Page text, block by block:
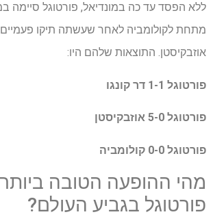
מתחת לקולומביה לאחר שעשתה תיקו
אוזבקיסטן. התוצאות שלהם היו:
פורטוגל 1-1 דר קונגו
פורטוגל 5-0 אוזבקיסטן
פורטוגל 0-0 קולומביה
מהי ההופעה הטובה
פורטוגל בגביע העולם?